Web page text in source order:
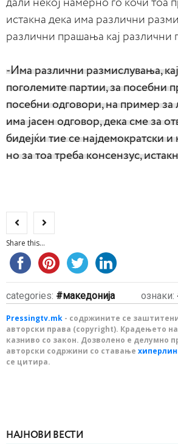
дали некој намерно го кочи тоа
истакна дека има различни
различни прашања кај различни
-Има различни размислувања,
поголемите партии, за посебни
посебни одговори, на пример
има јасен одговор, дека сме за
бидејќи тие се најдемократски и
но за тоа треба консензус,
Share this...
categories: македонија ознаки:
Pressingtv.mk - содржините се
авторски права (copyright). Крадењето
казниво со закон. Дозволено е делумно
авторски содржини со ставање
се цитира.
НАЈНОВИ ВЕСТИ